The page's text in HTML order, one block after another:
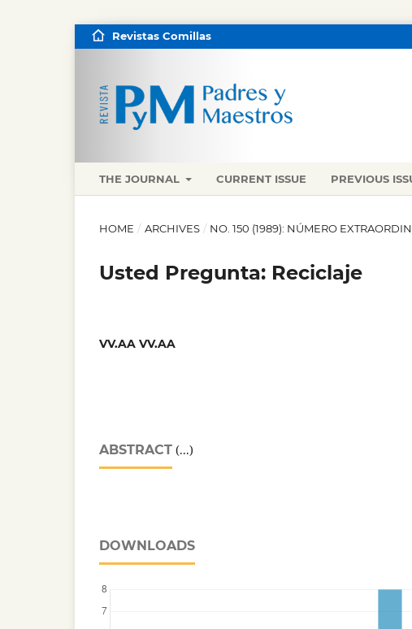
THE JOURNAL CURRENT ISSUE PREVIOUS
Revistas Comillas
HOME / ARCHIVES / NO. 150 (1989): NÚMERO
Usted Pregunta: Reciclaje
VV.AA VV.AA
ABSTRACT (...)
DOWNLOADS